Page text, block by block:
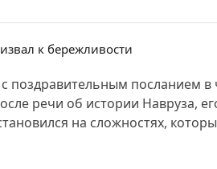
посланием в
речи об истории Навруза,
на сложностях,